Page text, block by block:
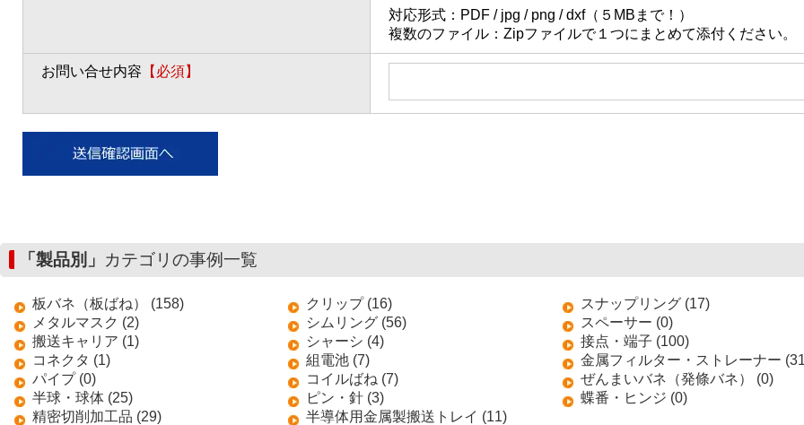
対応形式：PDF / jpg / png / dxf（５MBまで！）
複数のファイル：Zipファイルで１つにまとめて添付ください。
お問い合せ内容 【必須】
「製品別」 カテゴリの事例一覧
板バネ（板ばね） (158) クリップ (16) スナップリング (17)
メタルマスク (2)
シムリング (56) スペーサー (0)
搬送キャリア (1)
シャーシ (4) 接点・端子 (100)
コネクタ (1)
組電池 (7) 金属フィルター・ストレーナー
パイプ (0)
コイルばね (7) ぜんまいバネ（発條バネ） (0)
半球・球体 (25)
ピン・針 (3) 蝶番・ヒンジ (0)
精密切削加工品 (29)
半導体用金属製搬送トレイ (11)